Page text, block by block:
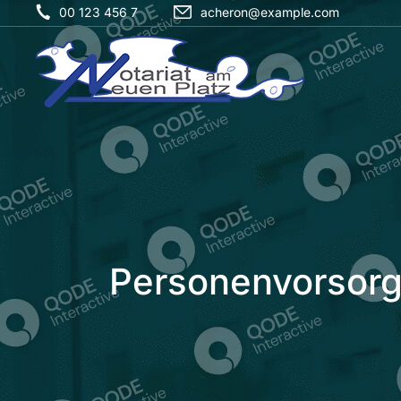
00 123 456 7 acheron@example.com